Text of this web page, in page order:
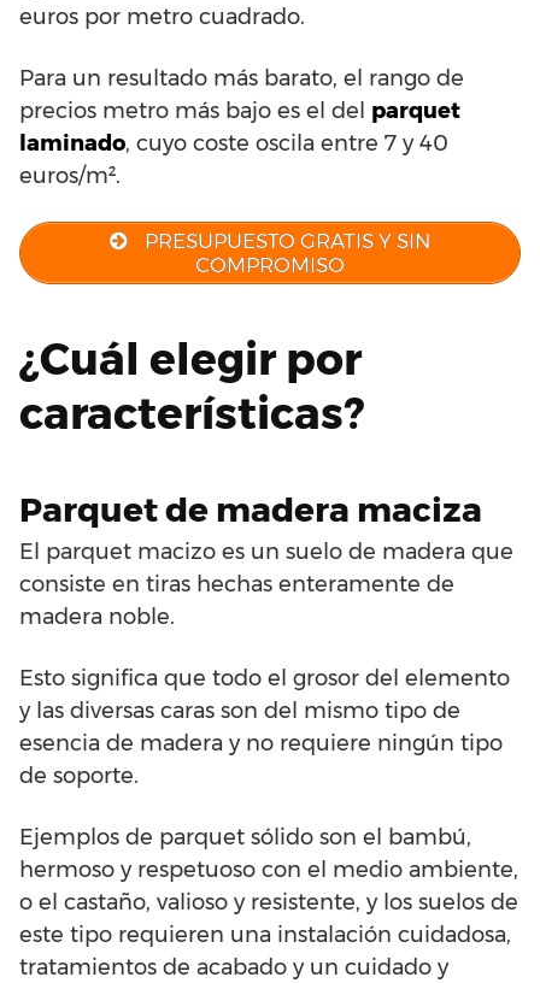
euros por metro cuadrado.
Para un resultado más barato, el rango de
precios metro más bajo es el del parquet
laminado, cuyo coste oscila entre 7 y 40
euros/m².
PRESUPUESTO GRATIS Y SIN
COMPROMISO
¿Cuál elegir por
características?
Parquet de madera maciza
El parquet macizo es un suelo de madera que
consiste en tiras hechas enteramente de
madera noble.
Esto significa que todo el grosor del elemento
y las diversas caras son del mismo tipo de
esencia de madera y no requiere ningún tipo
de soporte.
Ejemplos de parquet sólido son el bambú,
hermoso y respetuoso con el medio ambiente,
o el castaño, valioso y resistente, y los suelos de
este tipo requieren una instalación cuidadosa,
tratamientos de acabado y un cuidado y